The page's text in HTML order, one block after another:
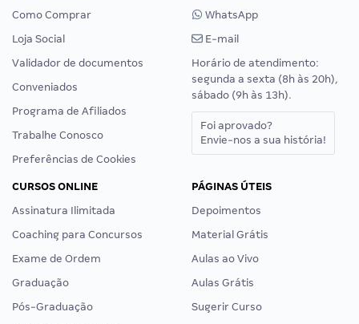
Como Comprar
Loja Social
Validador de documentos
Conveniados
Programa de Afiliados
Trabalhe Conosco
Preferências de Cookies
WhatsApp
E-mail
Horário de atendimento:
segunda a sexta (8h às 20h),
sábado (9h às 13h).
Foi aprovado?
Envie-nos a sua história!
CURSOS ONLINE
Assinatura Ilimitada
Coaching para Concursos
Exame de Ordem
Graduação
Pós-Graduação
PÁGINAS ÚTEIS
Depoimentos
Material Grátis
Aulas ao Vivo
Aulas Grátis
Sugerir Curso